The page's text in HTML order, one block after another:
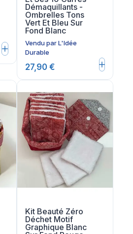
Démaquillants -
Ombrelles Tons
Vert Et Bleu Sur
Fond Blanc
Vendu parL'Idée
Durable
27,90 €
Kit Beauté Zéro
Déchet Motif
Graphique Blanc